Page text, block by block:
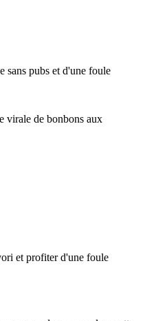
sans pubs et d'une foule
virale de bonbons aux
et profiter d'une foule